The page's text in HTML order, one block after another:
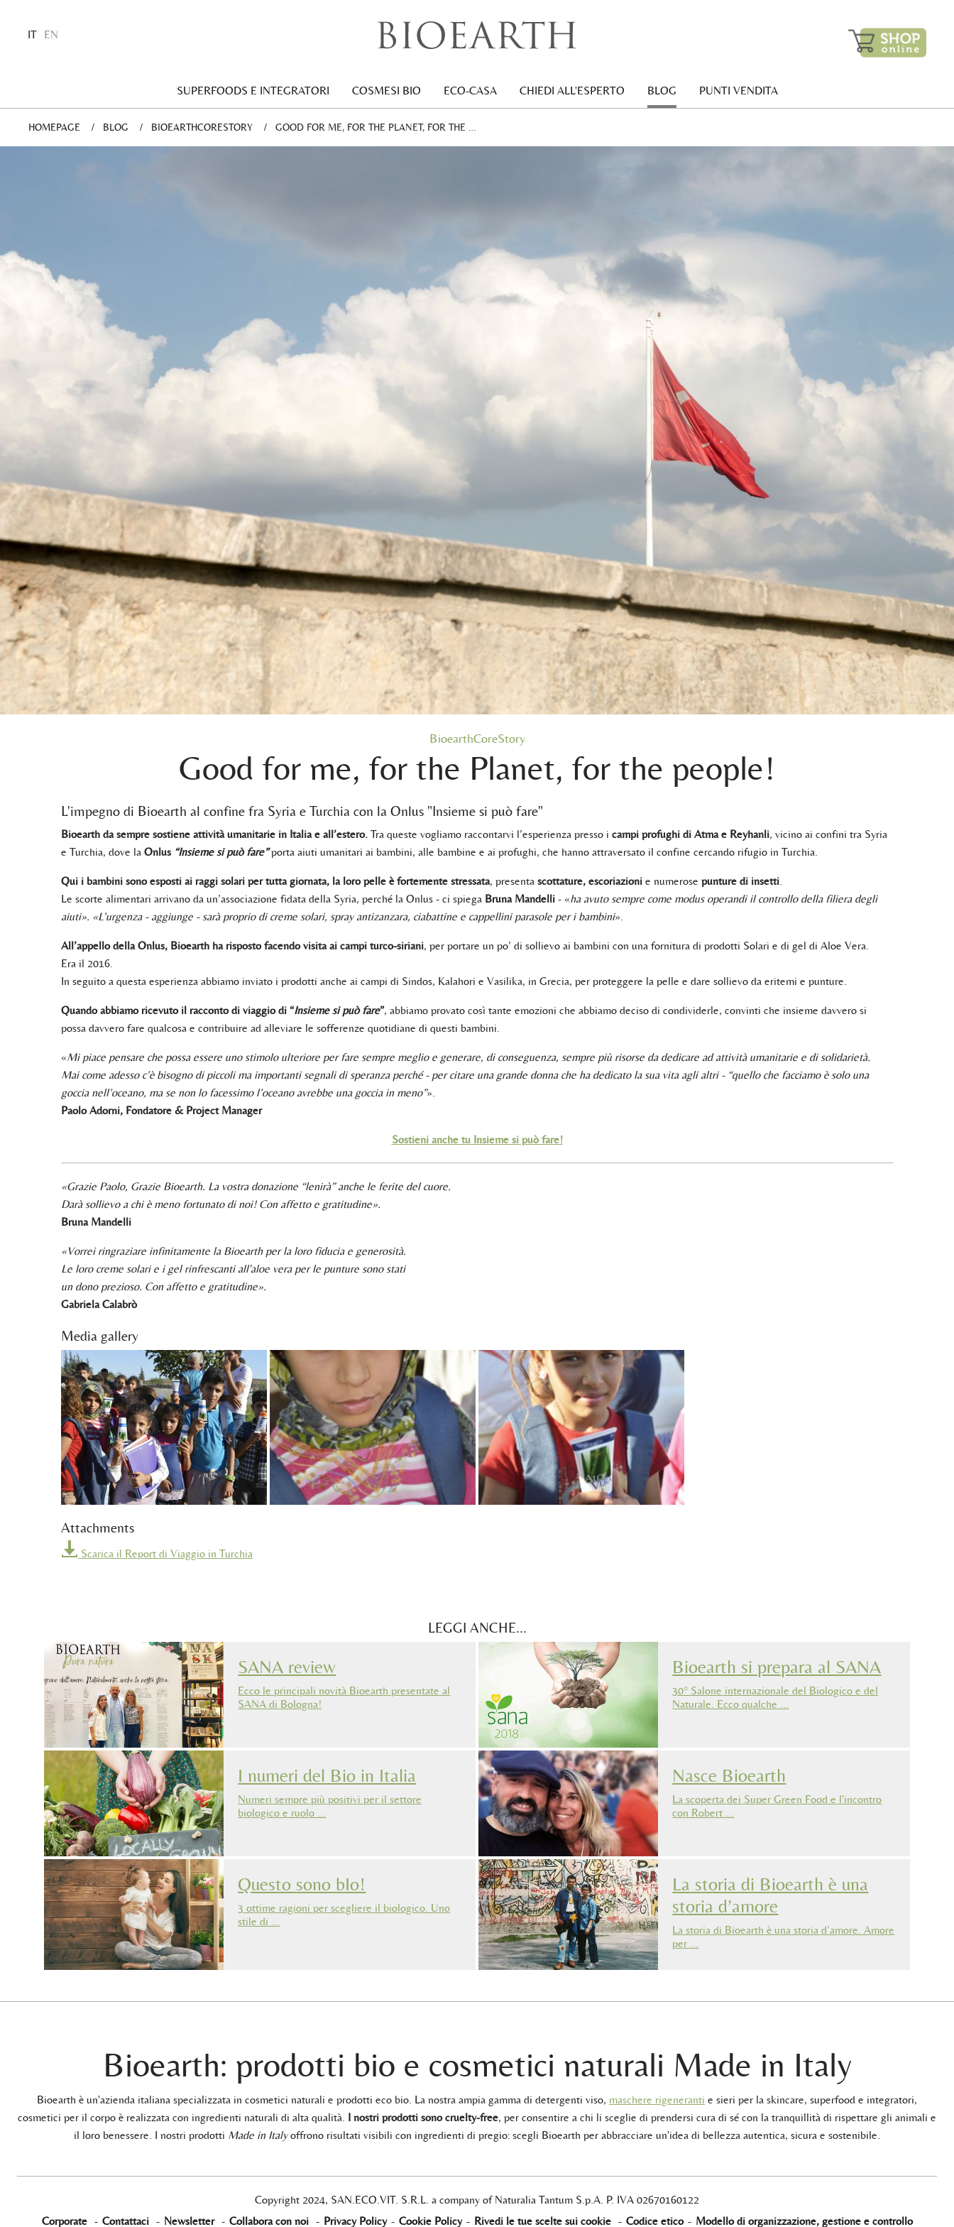
IT EN
SUPERFOODS E INTEGRATORI COSMESI BIO ECO-CASA CHIEDI ALL'ESPERTO BLOG PUNTI VENDITA
HOMEPAGE BLOG BIOEARTHCORESTORY CURRENT:
GOOD FOR ME, FOR THE PLANET, FOR THE …
BioearthCoreStory
Good for me, for the Planet, for the people!
L'impegno di Bioearth al confine fra Syria e Turchia con la Onlus "Insieme si può fare"
Bioearth da sempre sostiene attività umanitarie in Italia e all’estero. Tra queste vogliamo raccontarvi l’esperienza presso i campi profughi di Atma e Reyhanli, vicino ai confini tra Syria
e Turchia, dove la Onlus “Insieme si può fare” porta aiuti umanitari ai bambini, alle bambine e ai profughi, che hanno attraversato il confine cercando rifugio in Turchia.
Qui i bambini sono esposti ai raggi solari per tutta giornata, la loro pelle è fortemente stressata, presenta scottature, escoriazioni e numerose punture di insetti.
Le scorte alimentari arrivano da un’associazione fidata della Syria, perché la Onlus - ci spiega Bruna Mandelli - «ha avuto sempre come modus operandi il controllo della filiera degli
aiuti». «L’urgenza - aggiunge - sarà proprio di creme solari, spray antizanzara, ciabattine e cappellini parasole per i bambini».
All’appello della Onlus, Bioearth ha risposto facendo visita ai campi turco-siriani, per portare un po’ di sollievo ai bambini con una fornitura di prodotti Solari e di gel di Aloe Vera.
Era il 2016.
In seguito a questa esperienza abbiamo inviato i prodotti anche ai campi di Sindos, Kalahori e Vasilika, in Grecia, per proteggere la pelle e dare sollievo da eritemi e punture.
Quando abbiamo ricevuto il racconto di viaggio di “Insieme si può fare”, abbiamo provato così tante emozioni che abbiamo deciso di condividerle, convinti che insieme davvero si
possa davvero fare qualcosa e contribuire ad alleviare le sofferenze quotidiane di questi bambini.
«Mi piace pensare che possa essere uno stimolo ulteriore per fare sempre meglio e generare, di conseguenza, sempre più risorse da dedicare ad attività umanitarie e di solidarietà.
Mai come adesso c’è bisogno di piccoli ma importanti segnali di speranza perché - per citare una grande donna che ha dedicato la sua vita agli altri - “quello che facciamo è solo una
goccia nell’oceano, ma se non lo facessimo l’oceano avrebbe una goccia in meno”».
Paolo Adorni, Fondatore & Project Manager
Sostieni anche tu Insieme si può fare!
«Grazie Paolo, Grazie Bioearth. La vostra donazione “lenirà” anche le ferite del cuore.
Darà sollievo a chi è meno fortunato di noi! Con affetto e gratitudine».
Bruna Mandelli
«Vorrei ringraziare infinitamente la Bioearth per la loro fiducia e generosità.
Le loro creme solari e i gel rinfrescanti all'aloe vera per le punture sono stati
un dono prezioso. Con affetto e gratitudine».
Gabriela Calabrò
Media gallery
Attachments
Scarica il Report di Viaggio in Turchia
LEGGI ANCHE...
SANA review
Ecco le principali novità Bioearth presentate al
SANA di Bologna!
Bioearth si prepara al SANA
30° Salone internazionale del Biologico e del
Naturale. Ecco qualche …
I numeri del Bio in Italia
Numeri sempre più positivi per il settore
biologico e ruolo …
Nasce Bioearth
La scoperta dei Super Green Food e l'incontro
con Robert …
Questo sono bIo!
3 ottime ragioni per scegliere il biologico. Uno
stile di …
La storia di Bioearth è una
storia d’amore
La storia di Bioearth è una storia d’amore. Amore
per …
Bioearth: prodotti bio e cosmetici naturali Made in Italy
Bioearth è un'azienda italiana specializzata in cosmetici naturali e prodotti eco bio. La nostra ampia gamma di detergenti viso, maschere rigeneranti e sieri per la skincare, superfood e integratori,
cosmetici per il corpo è realizzata con ingredienti naturali di alta qualità. I nostri prodotti sono cruelty-free, per consentire a chi li sceglie di prendersi cura di sé con la tranquillità di rispettare gli animali e
il loro benessere. I nostri prodotti Made in Italyoffrono risultati visibili con ingredienti di pregio: scegli Bioearth per abbracciare un'idea di bellezza autentica, sicura e sostenibile.
Copyright 2024, SAN.ECO.VIT. S.R.L. a company of Naturalia Tantum S.p.A. P. IVA 02670160122
Corporate - Contattaci - Newsletter - Collabora con noi - Privacy Policy - Cookie Policy - Rivedi le tue scelte sui cookie - Codice etico - Modello di organizzazione, gestione e controllo